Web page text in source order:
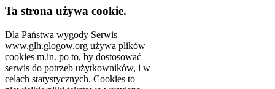
Ta strona używa cookie.
Dla Państwa wygody Serwis
www.glh.glogow.org używa plików
cookies m.in. po to, by dostosować
serwis do potrzeb użytkowników, i w
celach statystycznych. Cookies to